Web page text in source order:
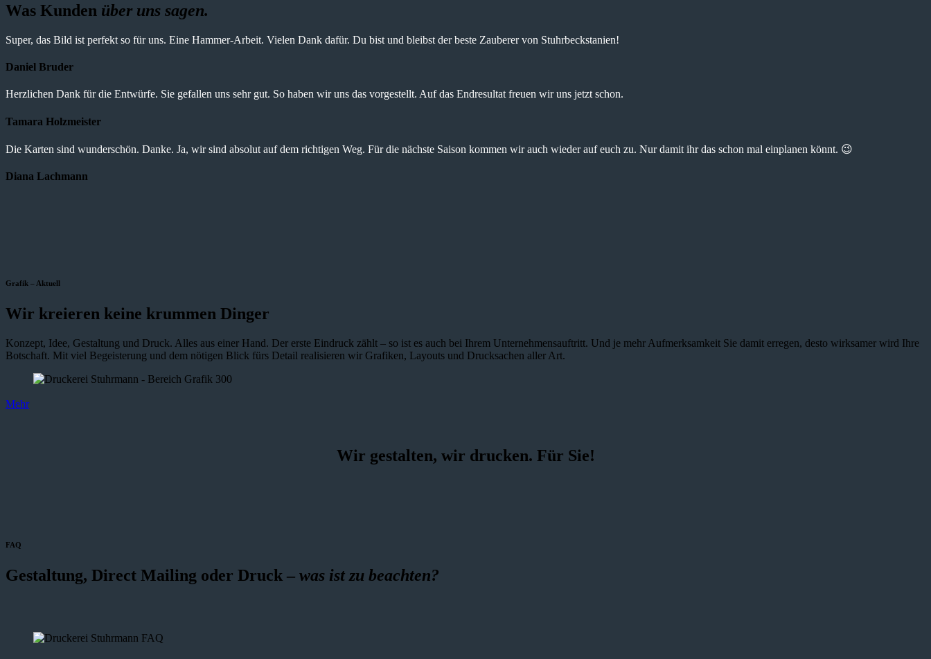
Was Kunden über uns sagen.
Super, das Bild ist perfekt so für uns. Eine Hammer-Arbeit. Vielen Dank dafür. Du bist und bleibst der beste Zauberer von Stuhrbeckstanien!
Daniel Bruder
Herzlichen Dank für die Entwürfe. Sie gefallen uns sehr gut. So haben wir uns das vorgestellt. Auf das Endresultat freuen wir uns jetzt schon.
Tamara Holzmeister
Die Karten sind wunderschön. Danke. Ja, wir sind absolut auf dem richtigen Weg. Für die nächste Saison kommen wir auch wieder auf euch zu. Nur damit ihr das schon mal einplanen könnt. 😉
Diana Lachmann
Grafik – Aktuell
Wir kreieren keine krummen Dinger
Konzept, Idee, Gestaltung und Druck. Alles aus einer Hand. Der erste Eindruck zählt – so ist es auch bei Ihrem Unternehmensauftritt. Und je mehr Aufmerksamkeit Sie damit erregen, desto wirksamer wird Ihre
Botschaft. Mit viel Begeisterung und dem nötigen Blick fürs Detail realisieren wir Grafiken, Layouts und Drucksachen aller Art.
Mehr
Wir gestalten, wir drucken. Für Sie!
FAQ
Gestaltung, Direct Mailing oder Druck – was ist zu beachten?